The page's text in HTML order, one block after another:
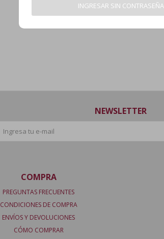
INGRESAR SIN CONTRASEÑA
NEWSLETTER
COMPRA
PREGUNTAS FRECUENTES
CONDICIONES DE COMPRA
ENVÍOS Y DEVOLUCIONES
CÓMO COMPRAR